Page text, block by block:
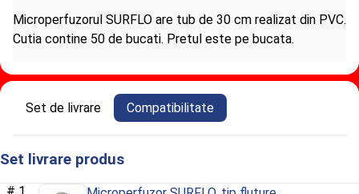
Microperfuzorul SURFLO are tub de 30 cm realizat din PVC.
Cutia contine 50 de bucati. Pretul este pe bucata.
Informaţii despre Microperfuzor
SURFLO, tip fluture, 18Gx1.20x19mm
Set de livrare Compatibilitate
Set livrare produs